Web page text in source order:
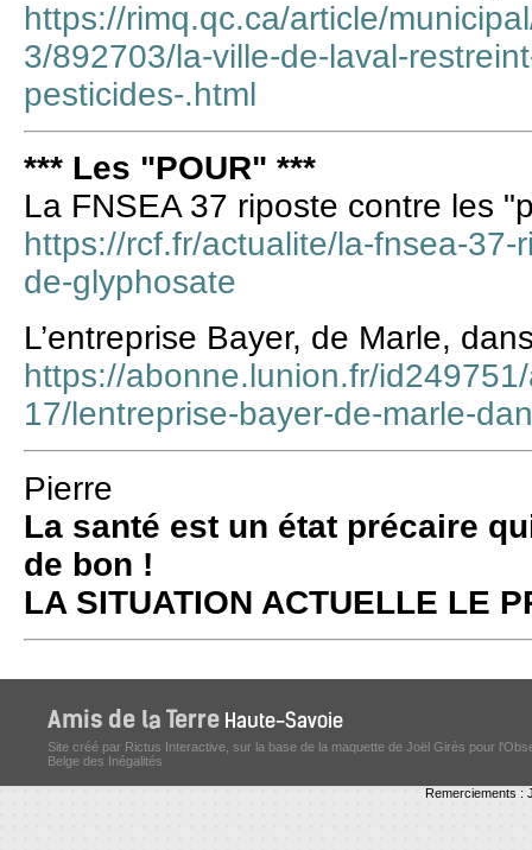
https://rimq.qc.ca/article/
3/892703/la-ville-de-laval-
pesticides-.html
*** Les "POUR" ***
La FNSEA 37 riposte contre les
https://rcf.fr/actualite/la-fnsea-
de-glyphosate
L’entreprise Bayer, de Marle,
https://abonne.lunion.fr/
17/lentreprise-bayer-de-marle-
Pierre
La santé est un état précaire
de bon !
LA SITUATION ACTUELLE LE
Site créé par Rictus Interactive, sur la base de la maquette de Joël Girès pour
Belge des Inégalités
Remerciements :